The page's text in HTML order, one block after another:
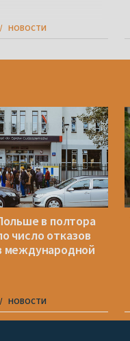
НОВОСТИ
в полтора
число отказов
международной
НОВОСТИ